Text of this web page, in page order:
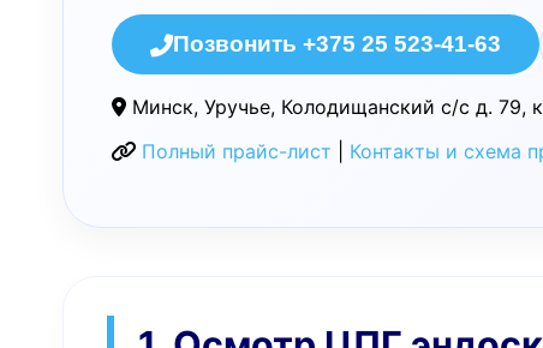
Позвонить +375 25 523-41-63
Минск, Уручье, Колодищанский с/с д. 79,
Полный прайс-лист
Контакты и схема